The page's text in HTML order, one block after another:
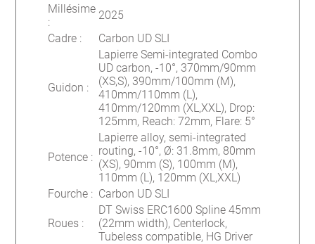
Millésime
:
2025
Cadre : Carbon UD SLI
Guidon :
Lapierre Semi-integrated Combo
UD carbon, -10°, 370mm/90mm
(XS,S), 390mm/100mm (M),
410mm/110mm (L),
410mm/120mm (XL,XXL), Drop:
125mm, Reach: 72mm, Flare: 5°
Potence :
Lapierre alloy, semi-integrated
routing, -10°, Ø: 31.8mm, 80mm
(XS), 90mm (S), 100mm (M),
110mm (L), 120mm (XL,XXL)
Fourche : Carbon UD SLI
Roues :
DT Swiss ERC1600 Spline 45mm
(22mm width), Centerlock,
Tubeless compatible, HG Driver